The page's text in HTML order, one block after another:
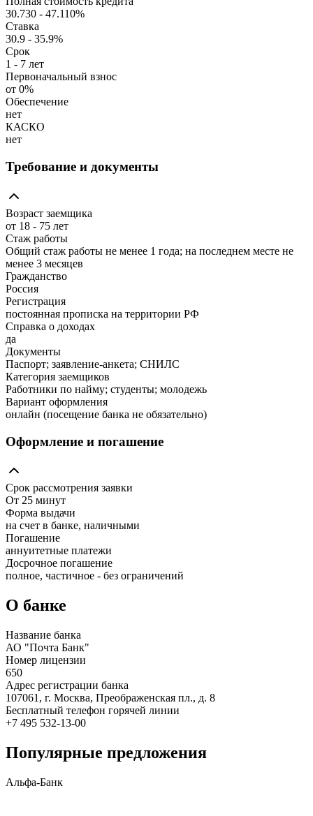
30.730 - 47.110%
Ставка
30.9 - 35.9%
Срок
1 - 7 лет
Первоначальный взнос
от 0%
Обеспечение
нет
КАСКО
нет
Требование и документы
Возраст заемщика
от 18 - 75 лет
Стаж работы
Общий стаж работы не менее 1 года; на последнем месте не
менее 3 месяцев
Гражданство
Россия
Регистрация
постоянная прописка на территории РФ
Справка о доходах
да
Документы
Паспорт; заявление-анкета; СНИЛС
Категория заемщиков
Работники по найму; студенты; молодежь
Вариант оформления
онлайн (посещение банка не обязательно)
Оформление и погашение
Срок рассмотрения заявки
От 25 минут
Форма выдачи
на счет в банке, наличными
Погашение
аннуитетные платежи
Досрочное погашение
полное, частичное - без ограничений
О банке
Название банка
АО "Почта Банк"
Номер лицензии
650
Адрес регистрации банка
107061, г. Москва, Преображенская пл., д. 8
Бесплатный телефон горячей линии
+7 495 532-13-00
Популярные предложения
Альфа-Банк